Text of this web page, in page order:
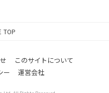
このサイトについて
ー
運営会社